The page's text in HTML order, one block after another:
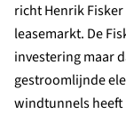
richt Henrik
leasemarkt. De
investering maar
gestroomlijnde
windtunnels heeft